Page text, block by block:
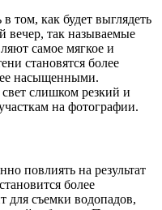
том, как будет выглядеть
вечер, так называемые
самое мягкое и
становятся более
насыщенными.
слишком резкий и
на фотографии.
повлиять на результат
более
для съемки водопадов,